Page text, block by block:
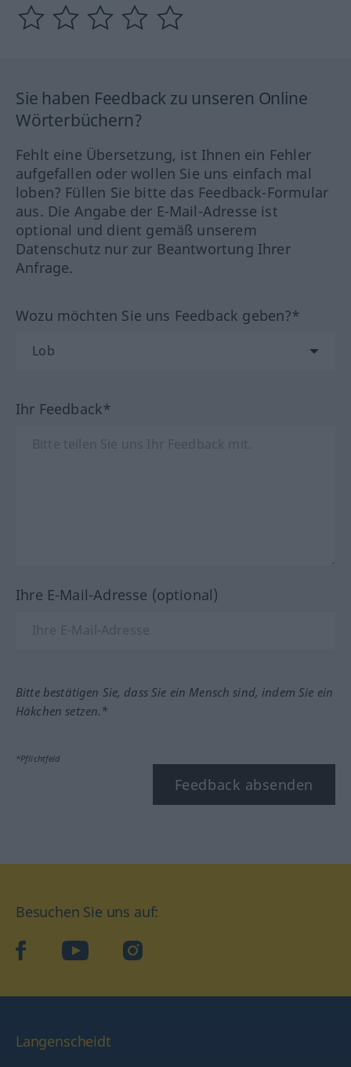
Sie haben Feedback zu unseren Online
Wörterbüchern?
Fehlt eine Übersetzung, ist Ihnen ein Fehler
aufgefallen oder wollen Sie uns einfach mal
loben? Füllen Sie bitte das Feedback-Formular
aus. Die Angabe der E-Mail-Adresse ist
optional und dient gemäß unserem
Datenschutz nur zur Beantwortung Ihrer
Anfrage.
Wozu möchten Sie uns Feedback geben?*
Ihr Feedback*
Ihre E-Mail-Adresse (optional)
Bitte bestätigen Sie, dass Sie ein Mensch sind, indem Sie ein
Häkchen setzen.*
*Pflichtfeld
Feedback absenden
Besuchen Sie uns auf:
facebookYouTube Instagram
Langenscheidt